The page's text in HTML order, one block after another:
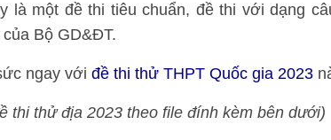
là một đề thi tiêu chuẩn, đề thi với dạng
Bộ GD&ĐT.
ngay với đề thi thử THPT Quốc gia 2023
thi thử địa 2023 theo file đính kèm bên dưới)